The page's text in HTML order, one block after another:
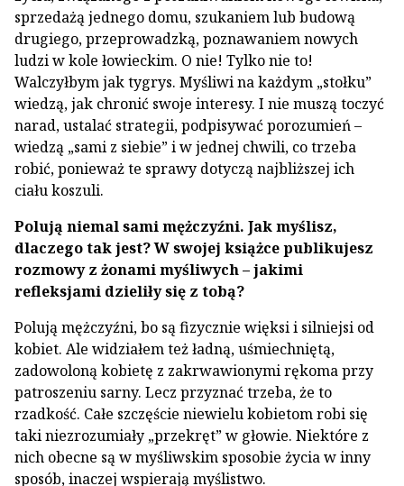
sprzedażą jednego domu, szukaniem lub budową
drugiego, przeprowadzką, poznawaniem nowych
ludzi w kole łowieckim. O nie! Tylko nie to!
Walczyłbym jak tygrys. Myśliwi na każdym „stołku”
wiedzą, jak chronić swoje interesy. I nie muszą toczyć
narad, ustalać strategii, podpisywać porozumień –
wiedzą „sami z siebie” i w jednej chwili, co trzeba
robić, ponieważ te sprawy dotyczą najbliższej ich
ciału koszuli.
Polują niemal sami mężczyźni. Jak myślisz,
dlaczego tak jest? W swojej książce publikujesz
rozmowy z żonami myśliwych – jakimi
refleksjami dzieliły się z tobą?
Polują mężczyźni, bo są fizycznie więksi i silniejsi od
kobiet. Ale widziałem też ładną, uśmiechniętą,
zadowoloną kobietę z zakrwawionymi rękoma przy
patroszeniu sarny. Lecz przyznać trzeba, że to
rzadkość. Całe szczęście niewielu kobietom robi się
taki niezrozumiały „przekręt” w głowie. Niektóre z
nich obecne są w myśliwskim sposobie życia w inny
sposób, inaczej wspierają myślistwo.